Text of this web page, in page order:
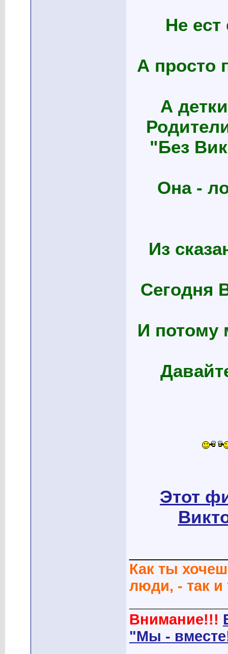
Не ест
А просто
А
"Без
Она -
Из
Сегодня
И потому
Этот
Как ты
люди, - так
Внимание!!!
"Мы -